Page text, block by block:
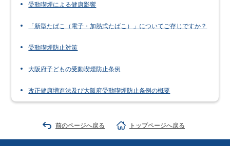
受動喫煙による健康影響
「新型たばこ（電子・加熱式たばこ）」についてご存じですか？
受動喫煙防止対策
大阪府子どもの受動喫煙防止条例
改正健康増進法及び大阪府受動喫煙防止条例の概要
前のページへ戻る トップページへ戻る